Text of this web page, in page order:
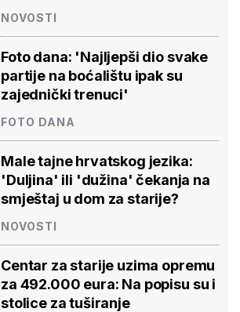
NOVOSTI
Foto dana: 'Najljepši dio svake
partije na boćalištu ipak su
zajednički trenuci'
FOTO DANA
Male tajne hrvatskog jezika:
'Duljina' ili 'dužina' čekanja na
smještaj u dom za starije?
NOVOSTI
Centar za starije uzima opremu
za 492.000 eura: Na popisu su i
stolice za tuširanje